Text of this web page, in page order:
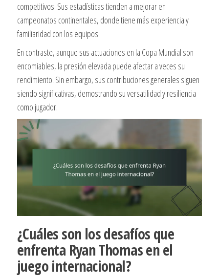
competitivos. Sus estadísticas tienden a mejorar en
campeonatos continentales, donde tiene más experiencia y
familiaridad con los equipos.
En contraste, aunque sus actuaciones en la Copa Mundial son
encomiables, la presión elevada puede afectar a veces su
rendimiento. Sin embargo, sus contribuciones generales siguen
siendo significativas, demostrando su versatilidad y resiliencia
como jugador.
¿Cuáles son los desafíos que
enfrenta Ryan Thomas en el
juego internacional?